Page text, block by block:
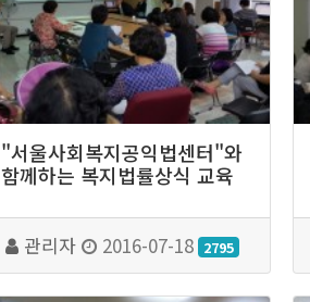
"서울사회복지공익법센터"와
함께하는 복지법률상식 교육
관리자 2016-07-18 2795